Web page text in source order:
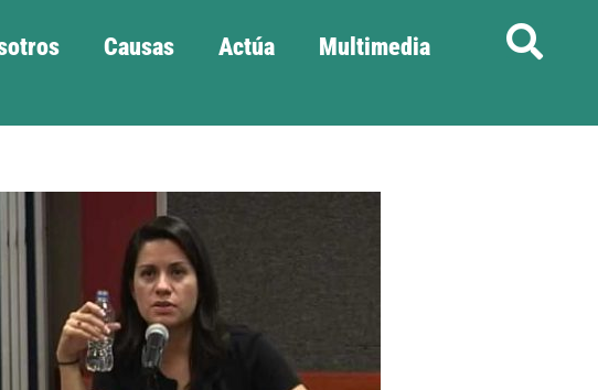
Causas Actúa Multimedia